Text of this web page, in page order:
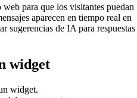
para que los visitantes puedan
aparecen en tiempo real en
sugerencias de IA para respuestas
widget
widget.